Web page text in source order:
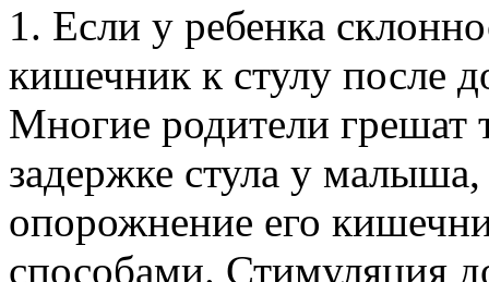
1. Если у ребенка
кишечник к стулу после
Многие родители грешат
задержке стула у малыша,
опорожнение его
способами. Стимуляция